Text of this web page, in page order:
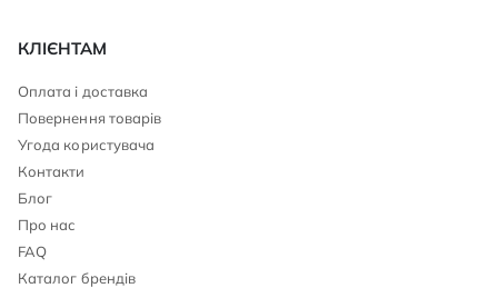
КЛІЄНТАМ
Оплата і доставка
Повернення товарів
Угода користувача
Контакти
Блог
Про нас
FAQ
Каталог брендів